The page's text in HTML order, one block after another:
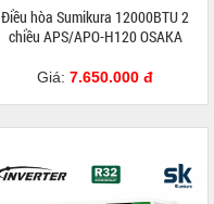
Điều hòa Sumikura 12000BTU 2
chiều APS/APO-H120 OSAKA
Giá: 7.650.000 đ